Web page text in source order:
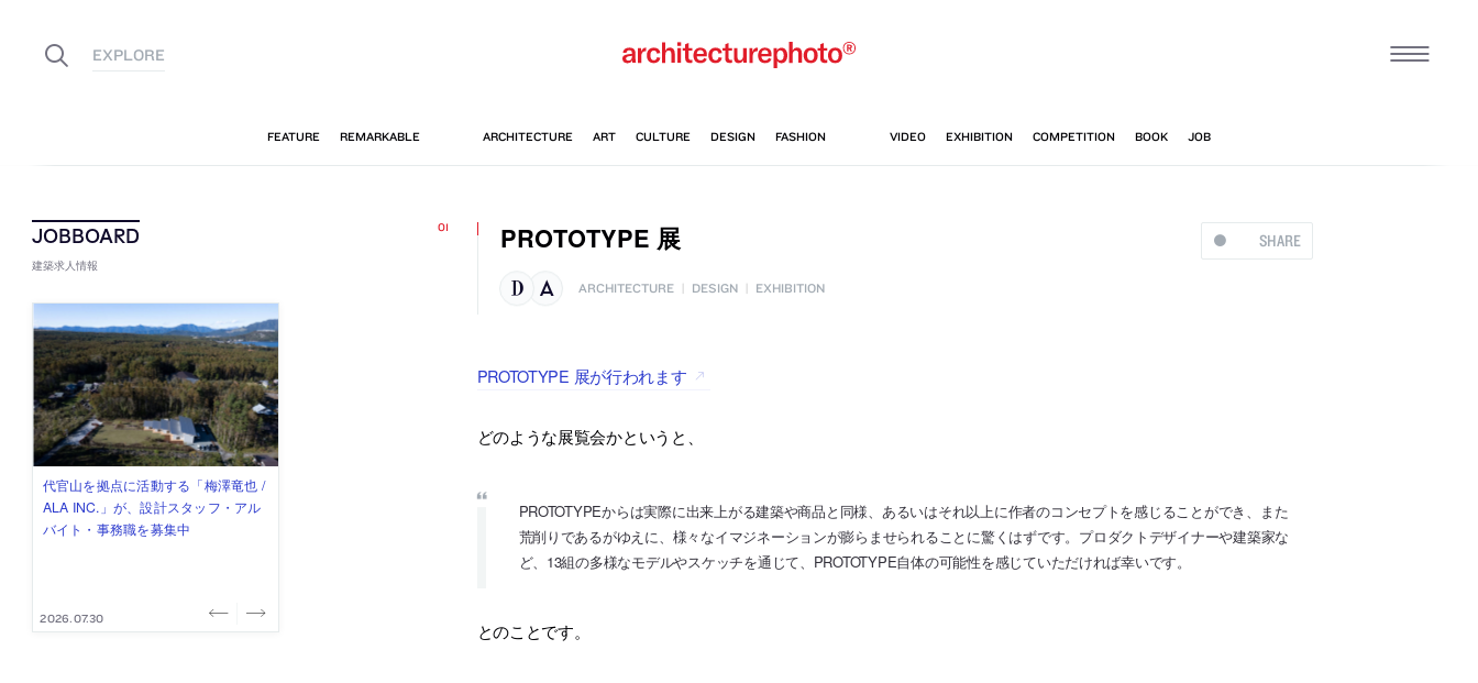
建築求人情報
佐々木慧が主宰する「axonometric株
式会社」が、設計スタッフ（経験
者・既卒・2027年新卒）を募集中
2026.08.07
古民家を軸に全国で“価値循環の仕組
み”を作り、リモートワーク主体の働
き方を実践する「株式会社つぎと」
2026.08.03
リノベる株式会社が、設計パートナ
ー (業務委託) を募集中
2026.08.03
社会への影響力のある建築を手掛
け、スタッフ同士で助け合う環境づ
くりも行う「E.A.S.T.architects」
2026.07.31
代官山を拠点に活動する「梅澤竜也 /
ALA INC.」が、設計スタッフ・アル
バイト・事務職を募集中
2026.07.30
SHARE
PROTOTYPE 展
ARCHITECTURE DESIGN EXHIBITION
PROTOTYPE 展が行われます
どのような展覧会かというと、
PROTOTYPEからは実際に出来上がる建築や商品と同様、あるいはそれ以上に作者のコンセプトを感じることができ、また
荒削りであるがゆえに、様々なイマジネーションが膨らませられることに驚くはずです。プロダクトデザイナーや建築家な
ど、13組の多様なモデルやスケッチを通じて、PROTOTYPE自体の可能性を感じていただければ幸いです。
とのことです。